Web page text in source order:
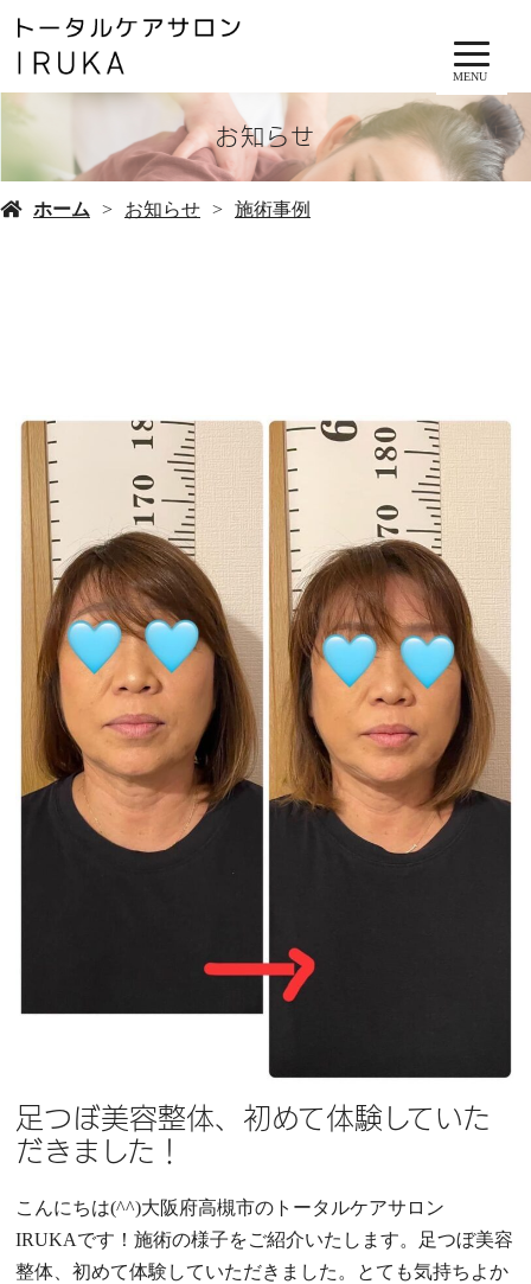
MENU
お知らせ
ホーム お知らせ 施術事例
足つぼ美容整体、初めて体験していた
だきました！
こんにちは(^^)大阪府高槻市のトータルケアサロン
IRUKAです！施術の様子をご紹介いたします。足つぼ美容
整体、初めて体験していただきました。とても気持ちよか